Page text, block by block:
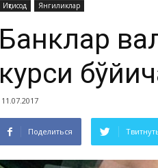
Иқтисод Янгиликлар
Банклар
курси
11.07.2017
Поделиться